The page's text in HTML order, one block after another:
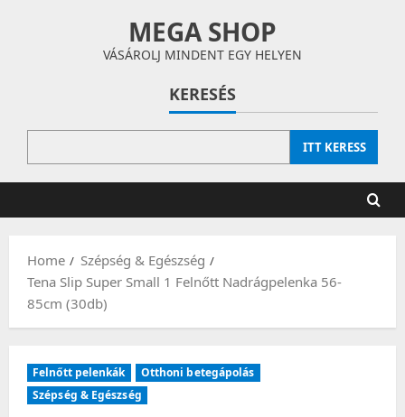
MEGA SHOP
VÁSÁROLJ MINDENT EGY HELYEN
KERESÉS
ITT KERESS
Home
Szépség & Egészség
Tena Slip Super Small 1 Felnőtt Nadrágpelenka 56-
85cm (30db)
Felnőtt pelenkák
Otthoni betegápolás
Szépség & Egészség